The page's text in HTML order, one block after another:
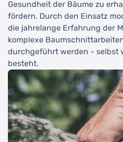
Gesundheit der Bäume zu
fördern. Durch den Einsatz
die jahrelange Erfahrung der
komplexe
durchgeführt werden - selbst
besteht.